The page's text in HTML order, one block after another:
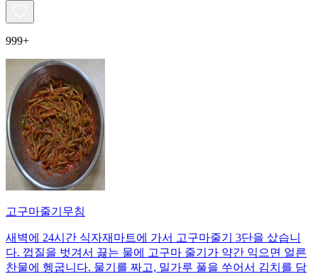
999+
고구마줄기무침
새벽에 24시간 식자재마트에 가서 고구마줄기 3단을 샀습니
다. 껍질을 벗겨서 끓는 물에 고구마 줄기가 약간 익으면 얼른
찬물에 헹굽니다. 물기를 짜고, 밀가루 풀을 쑤어서 김치를 담